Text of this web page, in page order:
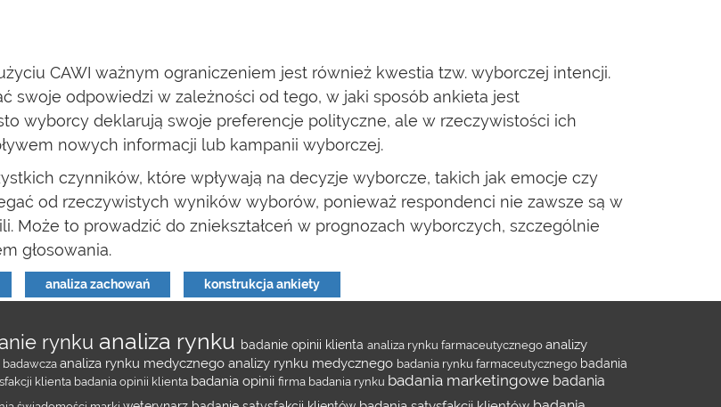
CAWI ważnym ograniczeniem jest również kwestia tzw. wyborczej intencji.
swoje odpowiedzi w zależności od tego, w jaki sposób ankieta jest
wyborcy deklarują swoje preferencje polityczne, ale w rzeczywistości ich
nowych informacji lub kampanii wyborczej.
czynników, które wpływają na decyzje wyborcze, takich jak emocje czy
od rzeczywistych wyników wyborów, ponieważ respondenci nie zawsze są w
Może to prowadzić do zniekształceń w prognozach wyborczych, szczególnie
głosowania.
analiza zachowań konstrukcja ankiety
rynku analiza rynku badanie opinii klienta analiza rynku farmaceutycznegoanalizy
analiza rynku medycznego analizy rynku medycznego badania rynku farmaceutycznego badania
klienta badania opinii klienta badania opinii firma badania rynku badania marketingowe badania